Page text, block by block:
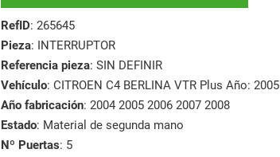
RefID: 265645
Pieza: INTERRUPTOR
Referencia pieza: SIN DEFINIR
Vehículo: CITROEN C4 BERLINA VTR Plus Año: 2005
Año fabricación: 2004 2005 2006 2007 2008
Estado: Material de segunda mano
Nº Puertas: 5